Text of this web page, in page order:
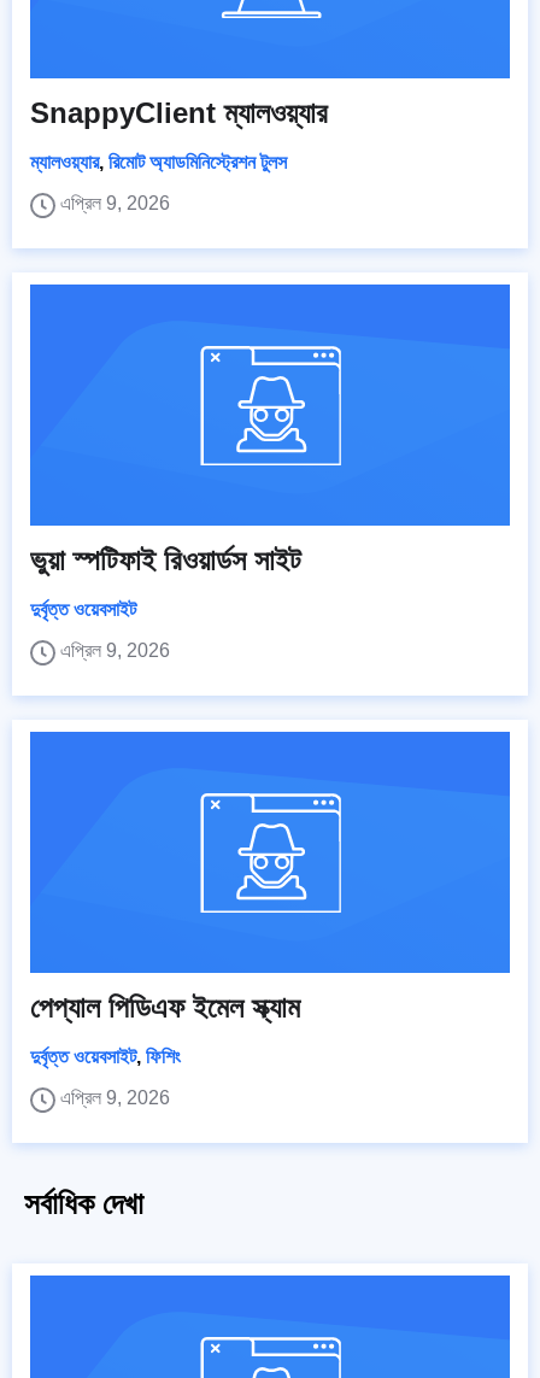
SnappyClient ম্যালওয়্যার
ম্যালওয়্যার, রিমোট অ্যাডমিনিস্ট্রেশন টুলস
এপ্রিল 9, 2026
ভুয়া স্পটিফাই রিওয়ার্ডস সাইট
দুর্বৃত্ত ওয়েবসাইট
এপ্রিল 9, 2026
পেপ্যাল পিডিএফ ইমেল স্ক্যাম
দুর্বৃত্ত ওয়েবসাইট, ফিশিং
এপ্রিল 9, 2026
সর্বাধিক দেখা